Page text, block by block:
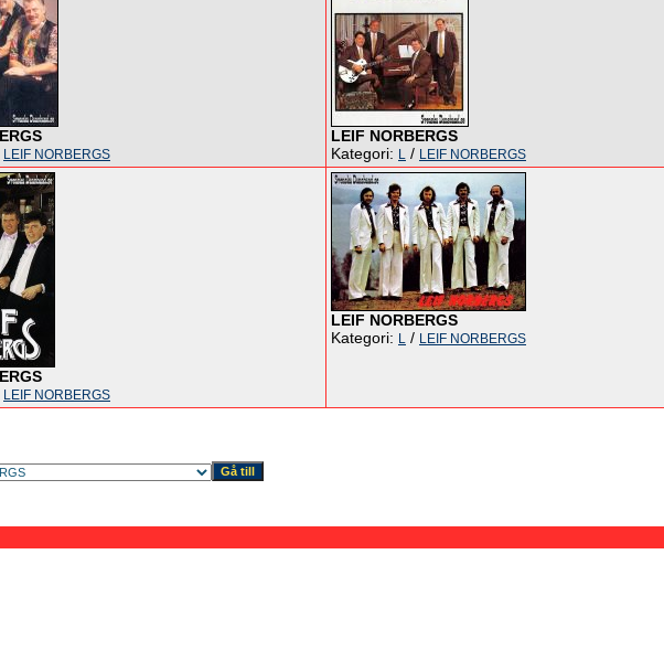
LEIF NORBERGS
LEIF NORBERGS
Kategori: L / LEIF NORBERGS
LEIF NORBERGS
LEIF NORBERGS
Kategori: L / LEIF NORBERGS